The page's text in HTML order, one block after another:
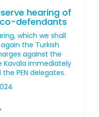
hearing of
defendants
which we shall
the Turkish
against the
Kavala immediately
PEN delegates.